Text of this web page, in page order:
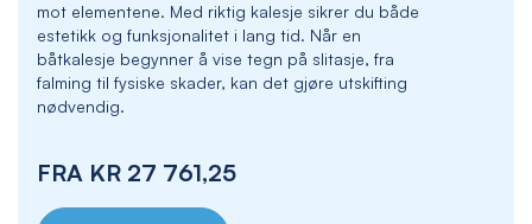
mot elementene. Med riktig kalesje sikrer du både
estetikk og funksjonalitet i lang tid. Når en
båtkalesje begynner å vise tegn på slitasje, fra
falming til fysiske skader, kan det gjøre utskifting
nødvendig.
FRA KR 27 761,25
images
gallery